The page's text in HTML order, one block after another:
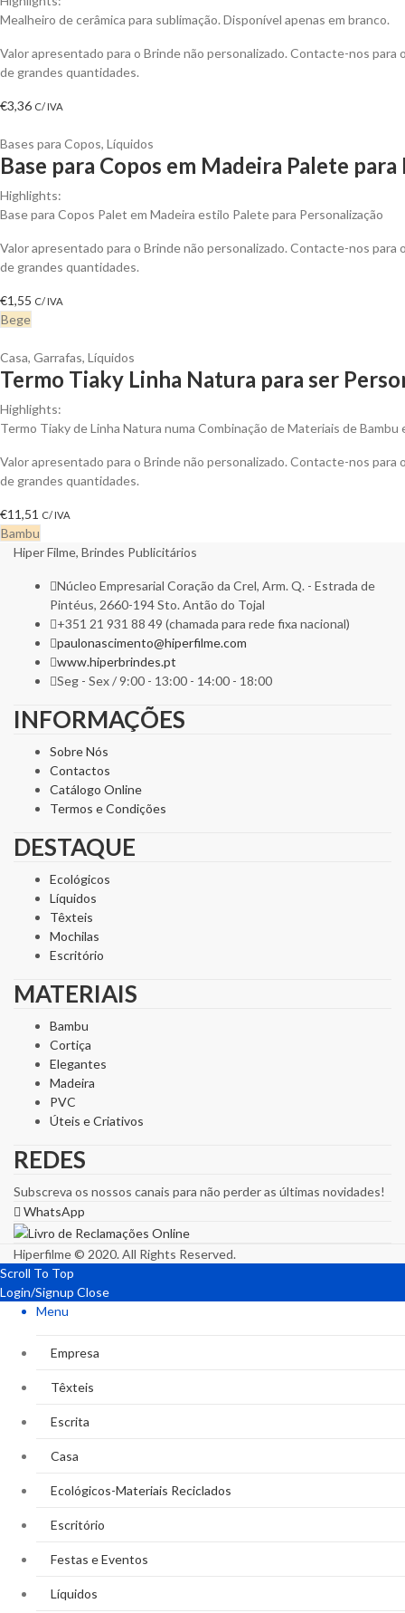
Mealheiro de cerâmica para sublimação. Disponível apenas em branco.
Valor apresentado para o Brinde não personalizado. Contacte-nos
de grandes quantidades.
€3,36 C/ IVA
Bases para Copos, Líquidos
Base para Copos em Madeira Palete
Highlights:
Base para Copos Palet em Madeira estilo Palete para Personalização
Valor apresentado para o Brinde não personalizado. Contacte-nos
de grandes quantidades.
€1,55 C/ IVA
Bege
Casa, Garrafas, Líquidos
Termo Tiaky Linha Natura para ser
Highlights:
Termo Tiaky de Linha Natura numa Combinação de Materiais de Bambu
Valor apresentado para o Brinde não personalizado. Contacte-nos
de grandes quantidades.
€11,51 C/ IVA
Bambu
Hiper Filme, Brindes Publicitários
Núcleo Empresarial Coração da Crel, Arm. Q. - Estrada de
Pintéus, 2660-194 Sto. Antão do Tojal
+351 21 931 88 49 (chamada para rede fixa nacional)
paulonascimento@hiperfilme.com
www.hiperbrindes.pt
Seg - Sex / 9:00 - 13:00 - 14:00 - 18:00
INFORMAÇÕES
Sobre Nós
Contactos
Catálogo Online
Termos e Condições
DESTAQUE
Ecológicos
Líquidos
Têxteis
Mochilas
Escritório
MATERIAIS
Bambu
Cortiça
Elegantes
Madeira
PVC
Úteis e Criativos
REDES
Subscreva os nossos canais para não perder as últimas novidades!
WhatsApp
Hiperfilme © 2020. All Rights Reserved.
Scroll To Top
Login/Signup Close
Menu
Empresa
Têxteis
Escrita
Casa
Ecológicos-Materiais Reciclados
Escritório
Festas e Eventos
Líquidos